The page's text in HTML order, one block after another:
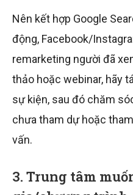
Nên kết hợp Google
động, Facebook/
remarketing người đã
thảo hoặc webinar, hãy
sự kiện, sau đó chăm
chưa tham dự hoặc
vấn.
3. Trung tâm